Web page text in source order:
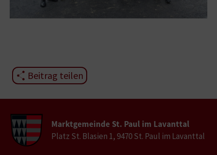
Beitrag teilen
Marktgemeinde St. Paul im Lavanttal
Platz St. Blasien 1, 9470 St. Paul im Lavanttal